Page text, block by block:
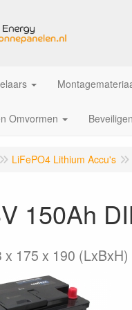
Omvormen
LiFePO4 Lithium Accu's
150Ah
x 175 x 190